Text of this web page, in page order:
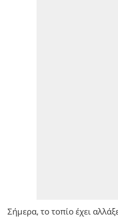
Σήμερα, το τοπίο έχει